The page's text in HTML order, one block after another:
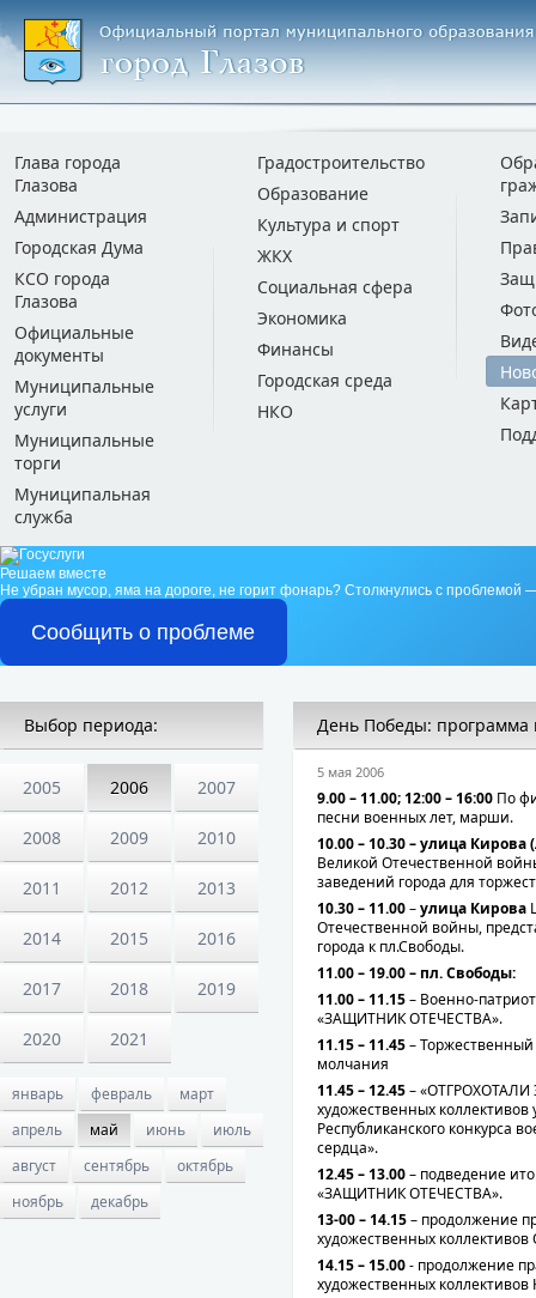
Глава города
Глазова
Администрация
Городская Дума
КСО города
Глазова
Официальные
документы
Муниципальные
услуги
Муниципальные
торги
Муниципальная
служба
Градостроительство
Образование
Культура и спорт
ЖКХ
Социальная сфера
Экономика
Финансы
Городская среда
НКО
Решаем вместе
Не убран мусор, яма на дороге, не горит фонарь? Столкнулись с проблемой
Сообщить о проблеме
Выбор периода:
2005 2006 2007
2008 2009 2010
2011 2012 2013
2014 2015 2016
2017 2018 2019
2020 2021
январь февраль
март
апрель
май июнь
июль
август
сентябрь
октябрь
ноябрь
декабрь
День Победы: программа
5 мая 2006
9.00 – 11.00; 12:00 – 16:00 По
песни военных лет, марши.
10.00 – 10.30 – улица Кирова
Великой Отечественной
заведений города для
10.30 – 11.00–улица Кирова
Отечественной войны,
города к пл.Свободы.
11.00 – 19.00 – пл. Свободы:
11.00 – 11.15– Военно-
«ЗАЩИТНИК ОТЕЧЕСТВА».
11.15 – 11.45–
молчания
11.45 – 12.45– «ОТГРОХОТАЛИ
художественных
Республиканского конкурса
сердца».
12.45 – 13.00– подведение
«ЗАЩИТНИК ОТЕЧЕСТВА».
13-00 – 14.15– продолжение
художественных коллективов
14.15 – 15.00- продолжение
художественных